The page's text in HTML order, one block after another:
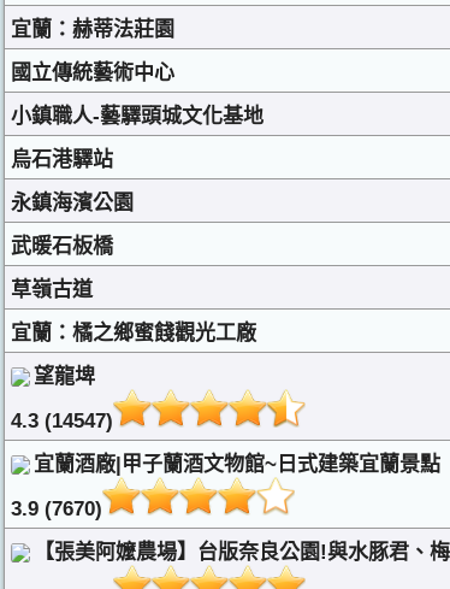
宜蘭：赫蒂法莊園
國立傳統藝術中心
小鎮職人-藝驛頭城文化基地
烏石港驛站
永鎮海濱公園
武暖石板橋
草嶺古道
宜蘭：橘之鄉蜜餞觀光工廠
望龍埤
4.3 (14547)
宜蘭酒廠|甲子蘭酒文物館~日式建築宜蘭景點
3.9 (7670)
【張美阿嬤農場】台版奈良公園!與水豚君、